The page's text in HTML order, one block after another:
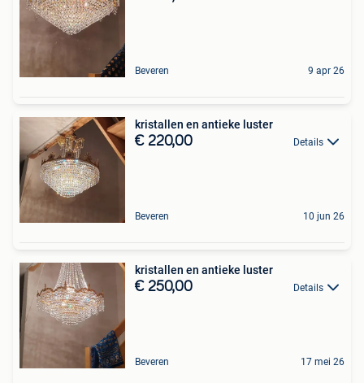
Beveren 9 apr 26
kristallen en antieke luster
€ 220,00 Details
Beveren 10 jun 26
kristallen en antieke luster
€ 250,00 Details
Beveren 17 mei 26